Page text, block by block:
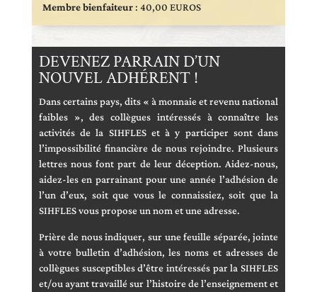
Membre bienfaiteur: 40,00 EUROS
DEVENEZ PARRAIN D’UN
NOUVEL ADHÉRENT !
Dans certains pays, dits « à monnaie et revenu national
faibles », des collègues intéressés à connaître les
activités de la SIHFLES et à y participer sont dans
l’impossibilité financière de nous rejoindre. Plusieurs
lettres nous font part de leur déception. Aidez-nous,
aidez-les en parrainant pour une année l’adhésion de
l’un d’eux, soit que vous le connaissiez, soit que la
SIHFLES vous propose un nom et une adresse.
Prière de nous indiquer, sur une feuille séparée, jointe
à votre bulletin d’adhésion, les noms et adresses de
collègues susceptibles d’être intéressés par la SIHFLES
et/ou ayant travaillé sur l’histoire de l’enseignement et